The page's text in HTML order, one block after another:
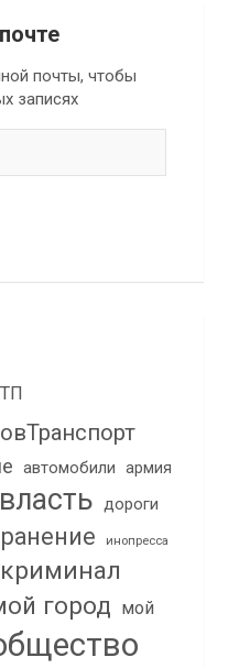
почты, чтобы
записях
автомобили армия
власть дороги
инопресса
криминал
город мой